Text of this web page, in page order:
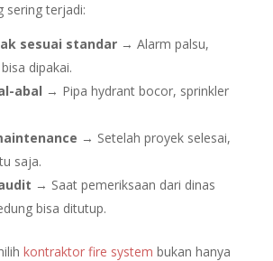
sering terjadi:
sesuai standar→ Alarm palsu,
dipakai.
abal → Pipa hydrant bocor, sprinkler
→ Setelah proyek selesai,
saja.
→ Saat pemeriksaan dari dinas
bisa ditutup.
kontraktor fire system bukan hanya